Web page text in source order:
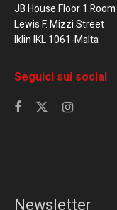
JB House Floor 1 Room
Lewis F. Mizzi Street
Iklin IKL 1061-Malta
Seguici sui social
Newsletter